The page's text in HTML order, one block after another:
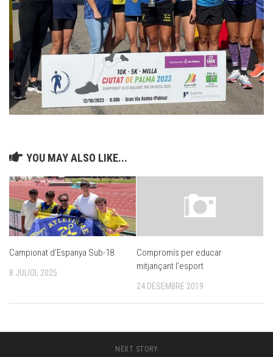
YOU MAY ALSO LIKE...
Campionat d’Espanya Sub-18
8 JULIOL 2025
Compromís per educar
mitjançant l’esport
24 DESEMBRE 2019
NEXT STORY